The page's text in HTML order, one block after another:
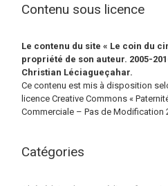
Contenu sous licence
Le contenu du site « Le coin du
propriété de son auteur. 2005-
Christian Léciagueçahar.
Ce contenu est mis à disposition
licence Creative Commons «
Commerciale – Pas de Modification
Catégories